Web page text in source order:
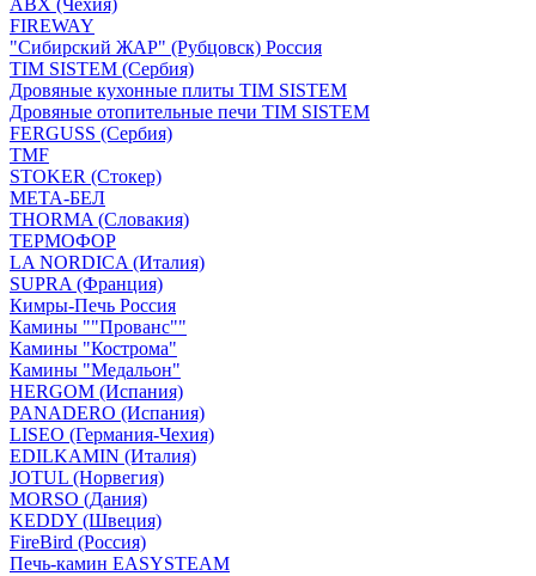
ABX (Чехия)
FIREWAY
"Сибирский ЖАР" (Рубцовск) Россия
TIM SISTEM (Сербия)
Дровяные кухонные плиты TIM SISTEM
Дровяные отопительные печи TIM SISTEM
FERGUSS (Сербия)
TMF
STOKER (Стокер)
МЕТА-БЕЛ
THORMA (Словакия)
ТЕРМОФОР
LA NORDICA (Италия)
SUPRA (Франция)
Кимры-Печь Россия
Камины ""Прованс""
Камины "Кострома"
Камины "Медальон"
HERGOM (Испания)
PANADERO (Испания)
LISEO (Германия-Чехия)
EDILKAMIN (Италия)
JOTUL (Норвегия)
MORSO (Дания)
KEDDY (Швеция)
FireBird (Россия)
Печь-камин EASYSTEAM